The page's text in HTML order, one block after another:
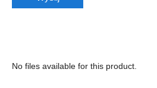
No files available for this product.